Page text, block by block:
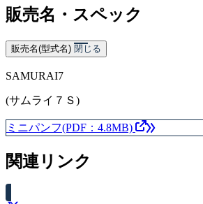
販売名・スペック
販売名(型式名) 閉じる
SAMURAI7
(サムライ７Ｓ)
ミニパンフ(PDF：4.8MB)
関連リンク